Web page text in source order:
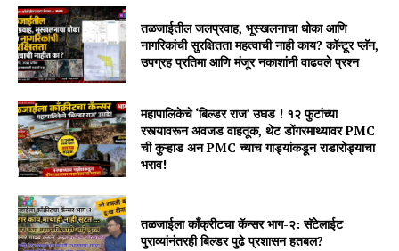
तळजाईतील जलप्रवाह, भूस्खलनाचा धोका आणि
नागरिकांची सुरक्षितता महत्वाची नाही काय? कॉन्टूर प्लॅन,
उपग्रह प्रतिमा आणि मंजूर नकाशांनी वाढवले प्रश्न
महापालिकेचे ‘बिल्डर राज’ उघड ! १२ फुटांच्या
रस्त्यावरून अवजड वाहतूक, थेट डोंगरमाथ्यावर PMC
ची कुऱ्हाड अन PMC च्याच गाड्यांकडून राडारोड्याचा
भराव!
तळजाईला कॉंक्रीटचा कॅन्सर भाग-२: सॅटेलाईट
पुराव्यांनंतरही बिल्डर पुढे प्रशासन हतबल?